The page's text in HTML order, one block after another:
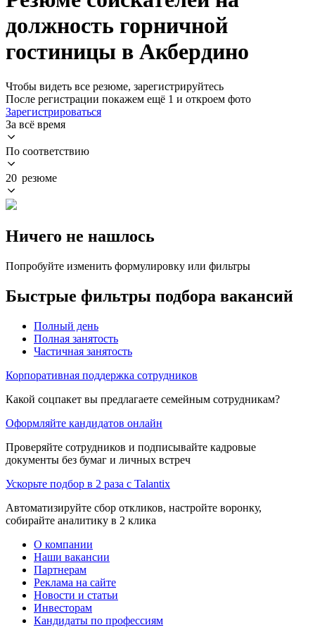
должность горничной
гостиницы в Акбердино
Чтобы видеть все резюме, зарегистрируйтесь
После регистрации покажем ещё 1 и откроем фото
Зарегистрироваться
За всё время
По соответствию
20 резюме
Ничего не нашлось
Попробуйте изменить формулировку или фильтры
Быстрые фильтры подбора вакансий
Полный день
Полная занятость
Частичная занятость
Корпоративная поддержка сотрудников
Какой соцпакет вы предлагаете семейным сотрудникам?
Оформляйте кандидатов онлайн
Проверяйте сотрудников и подписывайте кадровые
документы без бумаг и личных встреч
Ускорьте подбор в 2 раза с Talantix
Автоматизируйте сбор откликов, настройте воронку,
собирайте аналитику в 2 клика
О компании
Наши вакансии
Партнерам
Реклама на сайте
Новости и статьи
Инвесторам
Кандидаты по профессиям